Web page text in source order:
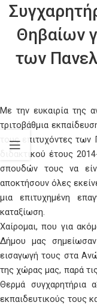
Θηβαίων
των
Με την ευκαιρία της
τριτοβάθμια
τους επιτυχόντες
διδακτικού έτους
σπουδών τους να
αποκτήσουν όλες
μια επιτυχημένη
καταξίωση.
Χαίρομαι, που για
Δήμου μας
εισαγωγή τους στα
της χώρας μας, παρά
Θερμά συγχαρητήρια
εκπαιδευτικούς τους